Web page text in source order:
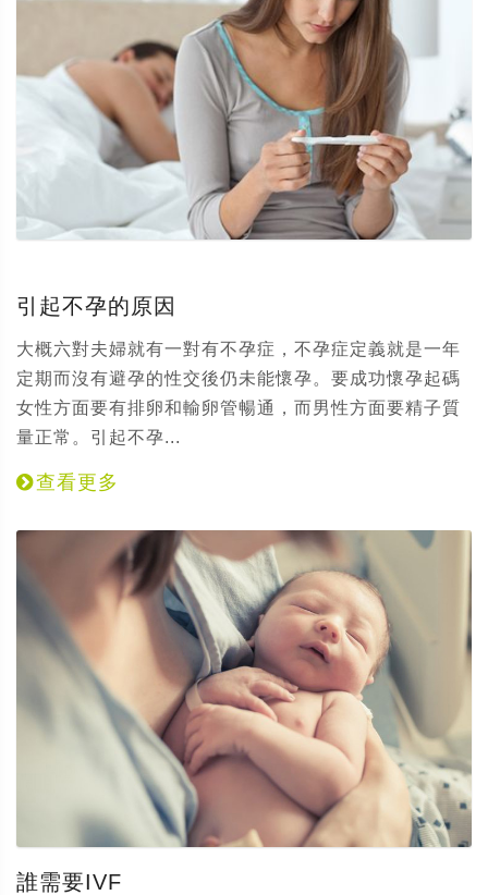
引起不孕的原因
大概六對夫婦就有一對有不孕症，不孕症定義就是一年
定期而沒有避孕的性交後仍未能懷孕。要成功懷孕起碼
女性方面要有排卵和輸卵管暢通，而男性方面要精子質
量正常。引起不孕...
查看更多
誰需要IVF